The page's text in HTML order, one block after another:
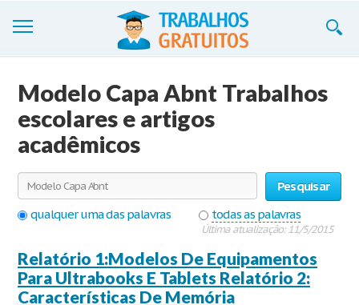
Cadastre-se
Entre
Blog
Contate-nos
Modelo Capa Abnt Trabalhos
escolares e artigos
acadêmicos
Pesquisar
qualquer uma das palavras
todas as palavras
Última atualização: 11/5/2015
Relatório 1:Modelos De Equipamentos
Para Ultrabooks E Tablets Relatório 2:
Características De Memória